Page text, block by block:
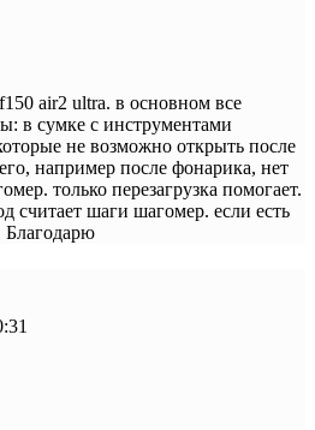
air2 ultra. в основном все
в сумке с инструментами
не возможно открыть после
например после фонарика, нет
только перезагрузка помогает.
считает шаги шагомер. если есть